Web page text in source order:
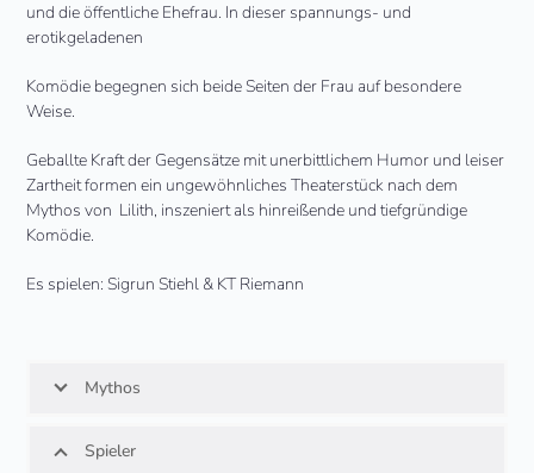
und die öffentliche Ehefrau. In dieser spannungs- und
erotikgeladenen
Komödie begegnen sich beide Seiten der Frau auf besondere
Weise.
Geballte Kraft der Gegensätze mit unerbittlichem Humor und leiser
Zartheit formen ein ungewöhnliches Theaterstück nach dem
Mythos von Lilith, inszeniert als hinreißende und tiefgründige
Komödie.
Es spielen: Sigrun Stiehl & KT Riemann
Mythos
Spieler